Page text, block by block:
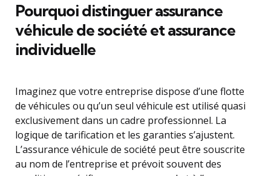
Pourquoi distinguer assurance
véhicule de société et assurance
individuelle
Imaginez que votre entreprise dispose d’une flotte
de véhicules ou qu’un seul véhicule est utilisé quasi
exclusivement dans un cadre professionnel. La
logique de tarification et les garanties s’ajustent.
L’assurance véhicule de société peut être souscrite
au nom de l’entreprise et prévoit souvent des